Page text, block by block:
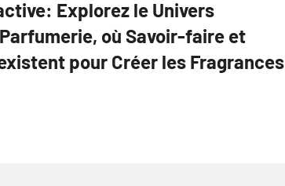
Explorez le Univers
où Savoir-faire et
pour Créer les Fragrances